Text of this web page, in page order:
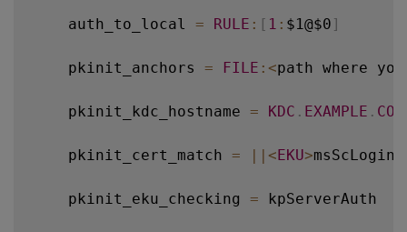
    auth_to_local
= RULE : [ 1 : $1@$0 ]
    pkinit_anchors
= FILE : <path where
    pkinit_kdc_hostname
= KDC . EXAMPLE . COM
    pkinit_cert_match
= || <EKU>msScLogin
    pkinit_eku_checking
= kpServerAuth